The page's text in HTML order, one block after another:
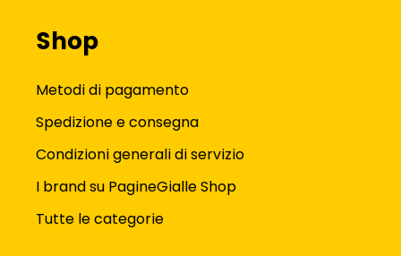
Shop
Metodi di pagamento
Spedizione e consegna
Condizioni generali di servizio
I brand su PagineGialle Shop
Tutte le categorie